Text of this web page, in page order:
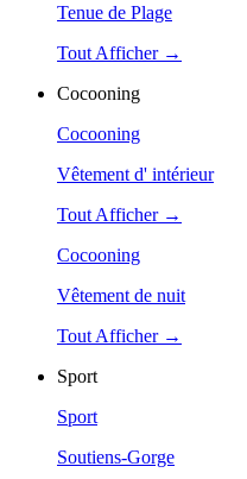
Tenue de Plage
Tout Afficher →
Cocooning
Cocooning
Vêtement d' intérieur
Tout Afficher →
Cocooning
Vêtement de nuit
Tout Afficher →
Sport
Sport
Soutiens-Gorge